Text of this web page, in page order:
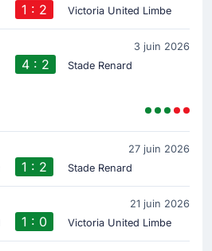
1 : 2 Victoria United Limbe
3 juin 2026
4 : 2 Stade Renard
27 juin 2026
1 : 2 Stade Renard
21 juin 2026
1 : 0 Victoria United Limbe